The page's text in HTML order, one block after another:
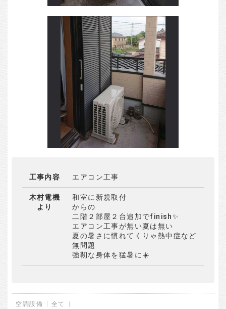
工事内容 エアコン工事
木村電機
より
和室に新規取付
からの
二階２部屋２台追加でfinish✨
エアコン工事が無い夏は無い
夏の暑さに慣れてくりゃ熱中症など
無問題
強靭な身体を猛暑に☀️
空調設備 全て